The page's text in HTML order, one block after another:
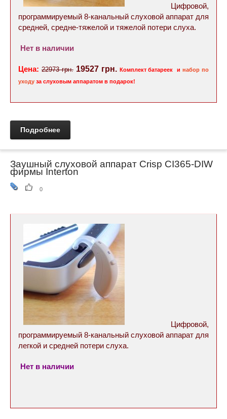
Цифровой,
программируемый 8-канальный cлуховой аппарат для
средней, средне-тяжелой и тяжелой потери слуха.
Нет в наличии
Цена: 22973 грн.19527 грн. Комплект батареек инабор по
уходу за слуховым аппаратом в подарок!
Подробнее
Заушный слуховой аппарат Crisp CI365-DIW
фирмы Interton
0
Цифровой,
программируемый 8-канальный cлуховой аппарат для
легкой и средней потери слуха.
Нет в наличии